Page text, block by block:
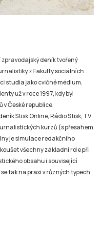
deník tvořený
z Fakulty sociálních
studia jako cvičné médium.
už v roce 1997, kdy byl
České republice.
Stisk Online, Rádio Stisk, TV
kurzů (s přesahem
je simulace redakčního
všechny základní role při
obsahu i související
tak na praxi v různých typech